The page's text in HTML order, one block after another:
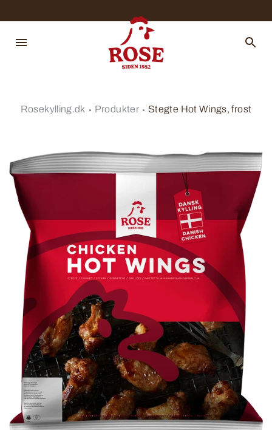
Rosekylling.dk Produkter Stegte Hot Wings, frost